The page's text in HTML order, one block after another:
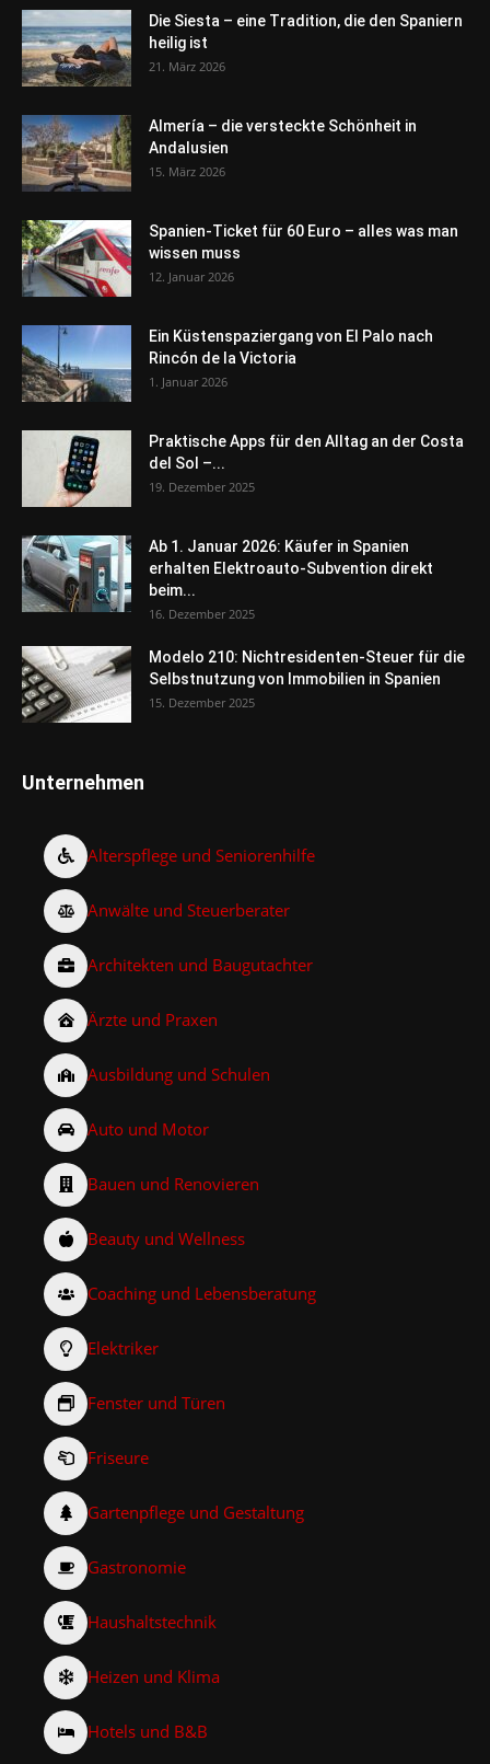
Die Siesta – eine Tradition, die den Spaniern
heilig ist
21. März 2026
Almería – die versteckte Schönheit in
Andalusien
15. März 2026
Spanien-Ticket für 60 Euro – alles was man
wissen muss
12. Januar 2026
Ein Küstenspaziergang von El Palo nach
Rincón de la Victoria
1. Januar 2026
Praktische Apps für den Alltag an der Costa
del Sol –...
19. Dezember 2025
Ab 1. Januar 2026: Käufer in Spanien
erhalten Elektroauto-Subvention direkt
beim...
16. Dezember 2025
Modelo 210: Nichtresidenten-Steuer für die
Selbstnutzung von Immobilien in Spanien
15. Dezember 2025
Unternehmen
Alterspflege und Seniorenhilfe
Anwälte und Steuerberater
Architekten und Baugutachter
Ärzte und Praxen
Ausbildung und Schulen
Auto und Motor
Bauen und Renovieren
Beauty und Wellness
Coaching und Lebensberatung
Elektriker
Fenster und Türen
Friseure
Gartenpflege und Gestaltung
Gastronomie
Haushaltstechnik
Heizen und Klima
Hotels und B&B